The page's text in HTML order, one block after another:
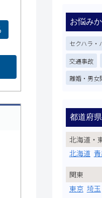
お悩み
セクハラ・
交通事故
離婚・男女
都道府
北海道・
北海道
関東
東京 埼玉